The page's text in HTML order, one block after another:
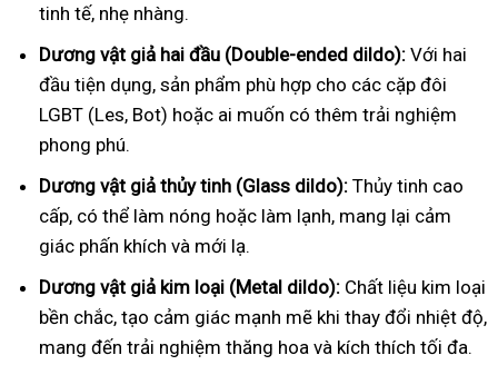
tinh tế, nhẹ nhàng.
Dương vật giả hai đầu (Double-ended dildo): Với hai
đầu tiện dụng, sản phẩm phù hợp cho các cặp đôi
LGBT (Les, Bot) hoặc ai muốn có thêm trải nghiệm
phong phú.
Dương vật giả thủy tinh (Glass dildo): Thủy tinh cao
cấp, có thể làm nóng hoặc làm lạnh, mang lại cảm
giác phấn khích và mới lạ.
Dương vật giả kim loại (Metal dildo): Chất liệu kim loại
bền chắc, tạo cảm giác mạnh mẽ khi thay đổi nhiệt độ,
mang đến trải nghiệm thăng hoa và kích thích tối đa.